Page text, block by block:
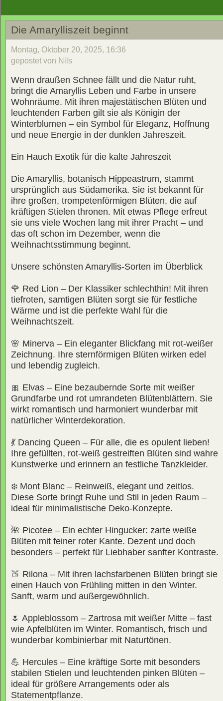
Die Amarylliszeit beginnt
Montag, Oktober 20, 2025, 16:36
gepostet von Nils
Wenn draußen Schnee fällt und die Natur ruht,
bringt die Amaryllis Leben und Farbe in unsere
Wohnräume. Mit ihren majestätischen Blüten und
leuchtenden Farben gilt sie als Königin der
Winterblumen – ein Symbol für Eleganz, Hoffnung
und neue Energie in der dunklen Jahreszeit.
Ein Hauch Exotik für die kalte Jahreszeit
Die Amaryllis, botanisch Hippeastrum, stammt
ursprünglich aus Südamerika. Sie ist bekannt für
ihre großen, trompetenförmigen Blüten, die auf
kräftigen Stielen thronen. Mit etwas Pflege erfreut
sie uns viele Wochen lang mit ihrer Pracht – und
das oft schon im Dezember, wenn die
Weihnachtsstimmung beginnt.
Unsere schönsten Amaryllis-Sorten im Überblick
🌹 Red Lion – Der Klassiker schlechthin! Mit ihren
tiefroten, samtigen Blüten sorgt sie für festliche
Wärme und ist die perfekte Wahl für die
Weihnachtszeit.
🌸 Minerva – Ein eleganter Blickfang mit rot-weißer
Zeichnung. Ihre sternförmigen Blüten wirken edel
und lebendig zugleich.
🎀 Elvas – Eine bezaubernde Sorte mit weißer
Grundfarbe und rot umrandeten Blütenblättern. Sie
wirkt romantisch und harmoniert wunderbar mit
natürlicher Winterdekoration.
💃 Dancing Queen – Für alle, die es opulent lieben!
Ihre gefüllten, rot-weiß gestreiften Blüten sind wahre
Kunstwerke und erinnern an festliche Tanzkleider.
❄️ Mont Blanc – Reinweiß, elegant und zeitlos.
Diese Sorte bringt Ruhe und Stil in jeden Raum –
ideal für minimalistische Deko-Konzepte.
🌺 Picotee – Ein echter Hingucker: zarte weiße
Blüten mit feiner roter Kante. Dezent und doch
besonders – perfekt für Liebhaber sanfter Kontraste.
🍑 Rilona – Mit ihren lachsfarbenen Blüten bringt sie
einen Hauch von Frühling mitten in den Winter.
Sanft, warm und außergewöhnlich.
🌷 Appleblossom – Zartrosa mit weißer Mitte – fast
wie Apfelblüten im Winter. Romantisch, frisch und
wunderbar kombinierbar mit Naturtönen.
💪 Hercules – Eine kräftige Sorte mit besonders
stabilen Stielen und leuchtenden pinken Blüten –
ideal für größere Arrangements oder als
Statementpflanze.